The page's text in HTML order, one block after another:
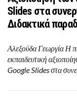
Slides στα
Διδακτικά
Αλεξούδα Γεωργία Η
εκπαιδευτική
Google Slides στα